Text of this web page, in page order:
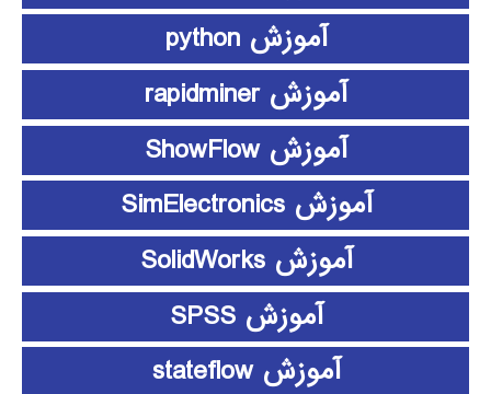
آموزش python
آموزش rapidminer
آموزش ShowFlow
آموزش SimElectronics
آموزش SolidWorks
آموزش SPSS
آموزش stateflow